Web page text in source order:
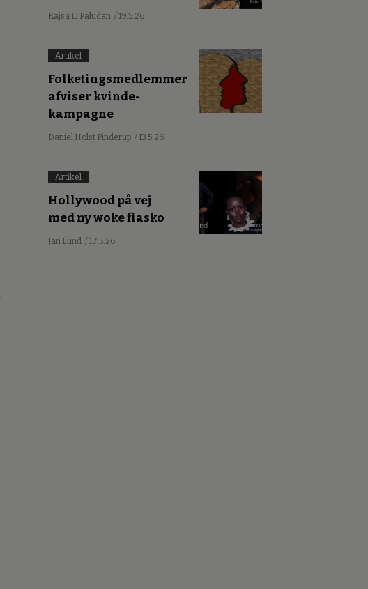
Kajsa Li Paludan / 19.5.26
Artikel
Folketingsmedlemmer
afviser kvinde-
kampagne
Daniel Holst Pinderup / 13.5.26
Artikel
Hollywood på vej
med ny woke fiasko
Jan Lund / 17.5.26